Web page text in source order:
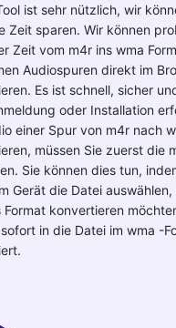
ist sehr nützlich, wir
Zeit sparen. Wir können
Zeit vom m4r ins wma
Audiospuren direkt im
Es ist schnell, sicher
oder Installation
einer Spur von m4r nach
müssen Sie zuerst die
Sie können dies tun,
Gerät die Datei auswählen,
Format konvertieren
in die Datei im wma -